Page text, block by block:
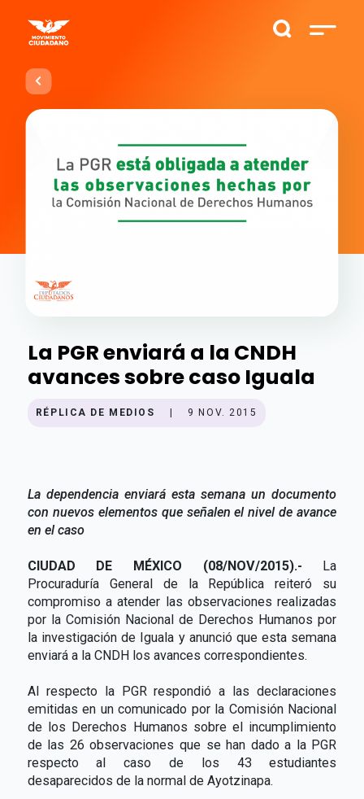
La PGR enviará a la CNDH
avances sobre caso Iguala
RÉPLICA DE MEDIOS 9 NOV. 2015
La dependencia enviará esta semana un documento
con nuevos elementos que señalen el nivel de avance
en el caso
CIUDAD DE MÉXICO (08/NOV/2015).- La
Procuraduría General de la República reiteró su
compromiso a atender las observaciones realizadas
por la Comisión Nacional de Derechos Humanos por
la investigación de Iguala y anunció que esta semana
enviará a la CNDH los avances correspondientes.
Al respecto la PGR respondió a las declaraciones
emitidas en un comunicado por la Comisión Nacional
de los Derechos Humanos sobre el incumplimiento
de las 26 observaciones que se han dado a la PGR
respecto al caso de los 43 estudiantes
desaparecidos de la normal de Ayotzinapa.